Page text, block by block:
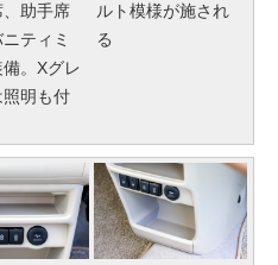
助手席
ティミ
。Xグレ
明も付
ルト模様が施され
る